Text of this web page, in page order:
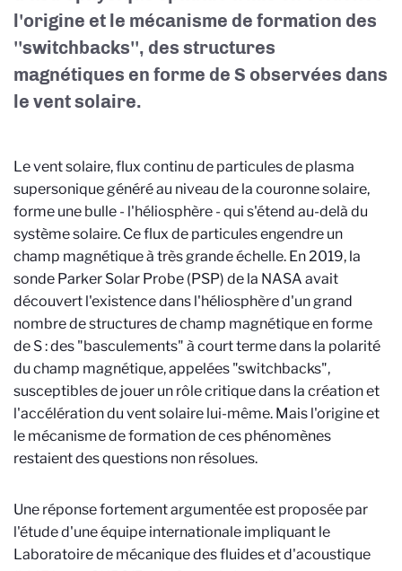
l'origine et le mécanisme de formation des
''switchbacks'', des structures
magnétiques en forme de S observées dans
le vent solaire.
Le vent solaire, flux continu de particules de plasma
supersonique généré au niveau de la couronne solaire,
forme une bulle - l'héliosphère - qui s'étend au-delà du
système solaire. Ce flux de particules engendre un
champ magnétique à très grande échelle. En 2019, la
sonde Parker Solar Probe (PSP) de la NASA avait
découvert l'existence dans l'héliosphère d'un grand
nombre de structures de champ magnétique en forme
de S : des "basculements" à court terme dans la polarité
du champ magnétique, appelées "switchbacks",
susceptibles de jouer un rôle critique dans la création et
l'accélération du vent solaire lui-même. Mais l'origine et
le mécanisme de formation de ces phénomènes
restaient des questions non résolues.
Une réponse fortement argumentée est proposée par
l'étude d'une équipe internationale impliquant le
Laboratoire de mécanique des fluides et d'acoustique